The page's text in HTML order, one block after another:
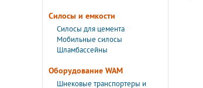
Силосы и емкости
Силосы для цемента
Мобильные силосы
Шламбассейны
Оборудование WAM
Шнековые транспортеры и